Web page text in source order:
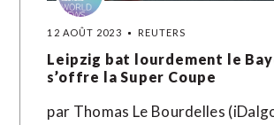
12 AOÛT 2023 REUTERS
Leipzig bat lourdement le
s’offre la Super Coupe
par Thomas Le Bourdelles